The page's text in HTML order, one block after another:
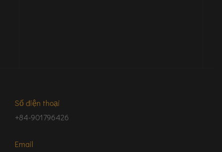
Số điện thoại
+84-901796426
Email